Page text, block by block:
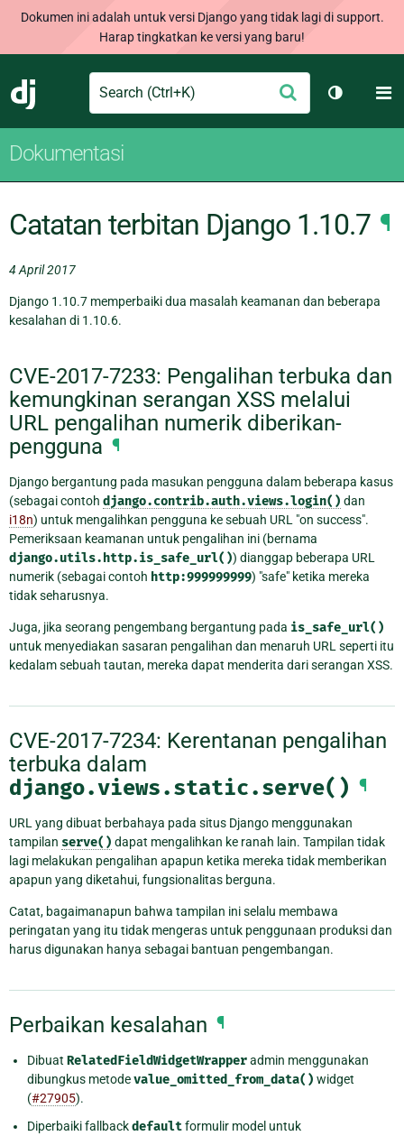
Dokumen ini adalah untuk versi Django yang tidak lagi di support.
Harap tingkatkan ke versi yang baru!
Django
Search Ajukan
Ganti
Dokumentasi
Catatan terbitan Django 1.10.7 ¶
4 April 2017
Django 1.10.7 memperbaiki dua masalah keamanan dan beberapa
kesalahan di 1.10.6.
CVE-2017-7233: Pengalihan terbuka dan
kemungkinan serangan XSS melalui
URL pengalihan numerik diberikan-
pengguna ¶
Django bergantung pada masukan pengguna dalam beberapa kasus
(sebagai contoh django.contrib.auth.views.login() dan
i18n) untuk mengalihkan pengguna ke sebuah URL "on success".
Pemeriksaan keamanan untuk pengalihan ini (bernama
django.utils.http.is_safe_url()) dianggap beberapa URL
numerik (sebagai contoh http:999999999) "safe" ketika mereka
tidak seharusnya.
Juga, jika seorang pengembang bergantung pada is_safe_url()
untuk menyediakan sasaran pengalihan dan menaruh URL seperti itu
kedalam sebuah tautan, mereka dapat menderita dari serangan XSS.
CVE-2017-7234: Kerentanan pengalihan
terbuka dalam
django.views.static.serve() ¶
URL yang dibuat berbahaya pada situs Django menggunakan
tampilan serve() dapat mengalihkan ke ranah lain. Tampilan tidak
lagi melakukan pengalihan apapun ketika mereka tidak memberikan
apapun yang diketahui, fungsionalitas berguna.
Catat, bagaimanapun bahwa tampilan ini selalu membawa
peringatan yang itu tidak mengeras untuk penggunaan produksi dan
harus digunakan hanya sebagai bantuan pengembangan.
Perbaikan kesalahan ¶
Dibuat RelatedFieldWidgetWrapperadmin menggunakan
dibungkus metodevalue_omitted_from_data() widget
(#27905).
Diperbaiki fallbackdefaultformulir model untuk